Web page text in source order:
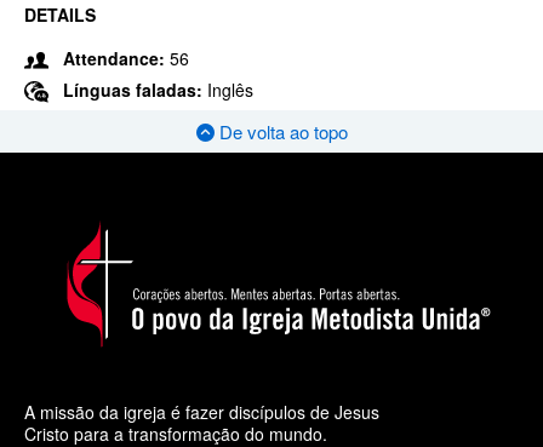
DETAILS
Attendance: 56
Línguas faladas: Inglês
De volta ao topo
A missão da igreja é fazer discípulos de Jesus
Cristo para a transformação do mundo.